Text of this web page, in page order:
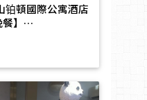
铂頓國際公寓酒店
餐】…